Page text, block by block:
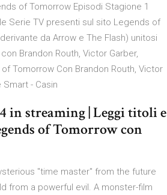
of Tomorrow Episodi Stagione 1
Serie TV presenti sul sito Legends of
da Arrow e The Flash) unitosi
Brandon Routh, Victor Garber,
Tomorrow Con Brandon Routh, Victor
Smart - Casin
in streaming | Leggi titoli e
of Tomorrow con
"time master" from the future
from a powerful evil. A monster-film